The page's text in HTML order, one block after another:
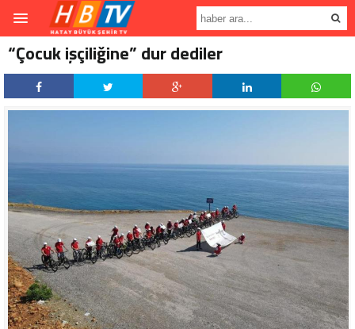
“Çocuk işçiliğine” dur dediler